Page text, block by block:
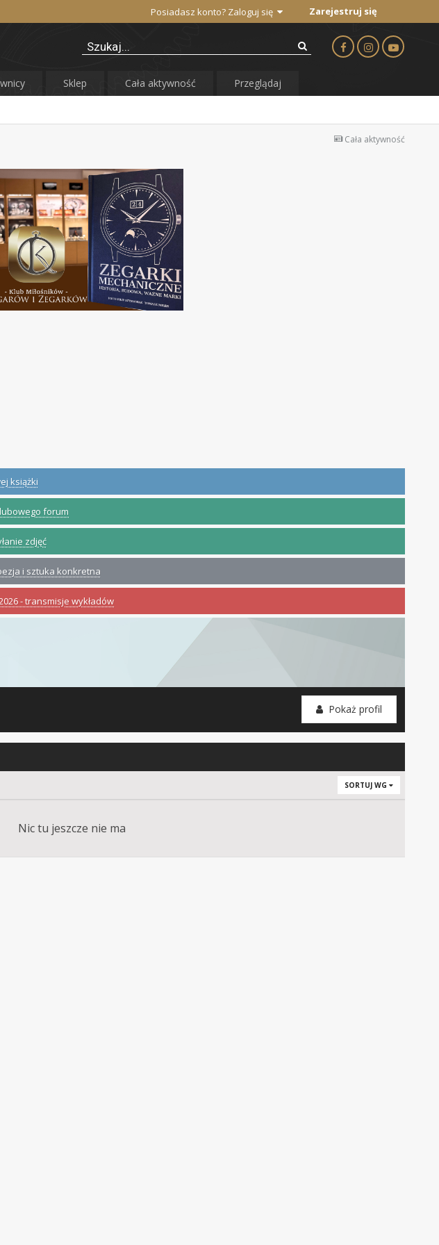
Posiadasz konto? Zaloguj się Zarejestruj się
Sklep Cała aktywność Przeglądaj
Cała aktywność
książki
forum
zdjęć
i sztuka konkretna
- transmisje wykładów
Pokaż profil
SORTUJ WG
Nic tu jeszcze nie ma